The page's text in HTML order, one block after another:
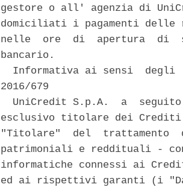
gestore o all' agenzia di
domiciliati i pagamenti
nelle  ore  di  apertura  di
bancario.
Informativa ai sensi  degli
2016/679
UniCredit S.p.A.  a
esclusivo titolare dei Crediti
"Titolare"  del
patrimoniali e reddituali -
informatiche connessi ai
ed ai rispettivi garanti (i